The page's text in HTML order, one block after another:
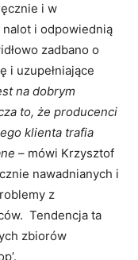
i w
i odpowiednią
zadbano o
i uzupełniające
na dobrym
to, że producenci
klienta trafia
– mówi Krzysztof
nawadnianych i
z
Tendencja ta
zbiorów